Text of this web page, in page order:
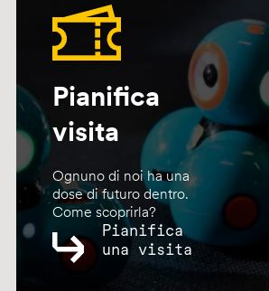
Pianifica
visita
Ognuno di noi ha una
dose di futuro dentro.
Come scoprirla?
Pianifica
una visita